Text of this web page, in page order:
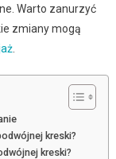
Warto zanurzyć
zmiany mogą
.
kreski?
kreski?